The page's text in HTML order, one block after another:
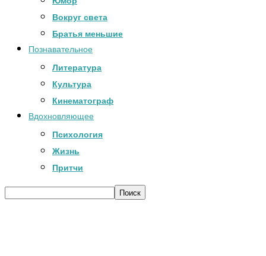
Вокруг света
Братья меньшие
Познавательное
Литература
Культура
Кинематограф
Вдохновляющее
Психология
Жизнь
Притчи